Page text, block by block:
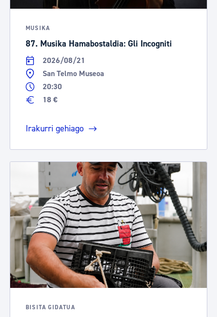
MUSIKA
87. Musika Hamabostaldia: Gli Incogniti
2026/08/21
San Telmo Museoa
20:30
18 €
Irakurri gehiago
BISITA GIDATUA